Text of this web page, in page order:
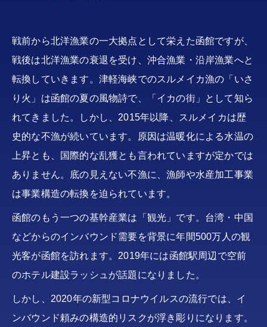
戦前から北洋漁業の一大拠点として栄えた函館ですが、
戦後は北洋漁業の衰退を受け、沖合漁業・沿岸漁業へと
転換していきます。津軽海峡でのスルメイカ漁の「いさ
り火」は函館の夏の風物詩で、「イカの街」として知ら
れてきました。しかし、2015年以降、スルメイカは歴
史的な不漁が続いています。原因は温暖化による水温の
上昇とも、国際的な乱獲とも言われていますが定かでは
ありません。底の見えない不漁に、漁師や水産加工事業
は事業構造の転換を迫られています。
函館のもう一つの基幹産業は「観光」です。台湾・中国
などからのインバウンド需要を背景に年間500万人の観
光客が函館を訪れます。2019年には函館駅周辺で空前
のホテル建設ラッシュが話題になりました。
しかし、2020年の新型コロナウイルスの流行では、イ
ンバウンド頼みの構造的リスクが浮き彫りになります。